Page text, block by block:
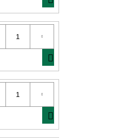
KOŠÍKA
KOŠÍKA
KOŠÍKA